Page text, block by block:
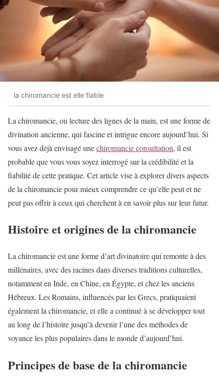
la chiromancie est elle fiable
La chiromancie, ou lecture des lignes de la main, est une forme de
divination ancienne, qui fascine et intrigue encore aujourd’hui. Si
vous avez déjà envisagé unechiromancie consultation, il est
probable que vous vous soyez interrogé sur la crédibilité et la
fiabilité de cette pratique. Cet article vise à explorer divers aspects
de la chiromancie pour mieux comprendre ce qu’elle peut et ne
peut pas offrir à ceux qui cherchent à en savoir plus sur leur futur.
Histoire et origines de la chiromancie
La chiromancie est une forme d’art divinatoire qui remonte à des
millénaires, avec des racines dans diverses traditions culturelles,
notamment en Inde, en Chine, en Égypte, et chez les anciens
Hébreux. Les Romains, influencés par les Grecs, pratiquaient
également la chiromancie, et elle a continué à se développer tout
au long de l’histoire jusqu’à devenir l’une des méthodes de
voyance les plus populaires dans le monde d’aujourd’hui.
Principes de base de la chiromancie